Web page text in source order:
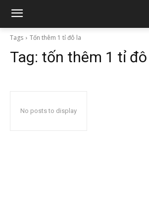
Tags Tốn thêm 1 tỉ đô la
Tag: tốn thêm 1 tỉ
No posts to display